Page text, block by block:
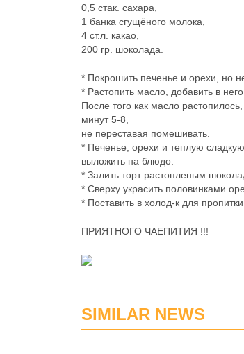
0,5 стак. сахара,
1 банка сгущёного молока,
4 ст.л. какао,
200 гр. шоколада.
* Покрошить печенье и орехи, но
* Растопить масло, добавить в
После того как масло
минут 5-8,
не переставая помешивать.
* Печенье, орехи и теплую
выложить на блюдо.
* Залить торт растопленым
* Сверху украсить половинками
* Поставить в холод-к для пропитки.
ПРИЯТНОГО ЧАЕПИТИЯ !!!
SIMILAR NEWS